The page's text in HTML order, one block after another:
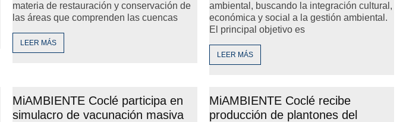
materia de restauración y conservación de
las áreas que comprenden las cuencas
LEER MÁS
ambiental, buscando la integración cultural,
económica y social a la gestión ambiental.
El principal objetivo es
LEER MÁS
MiAMBIENTE Coclé participa en
simulacro de vacunación masiva
MiAMBIENTE Coclé recibe
producción de plantones del